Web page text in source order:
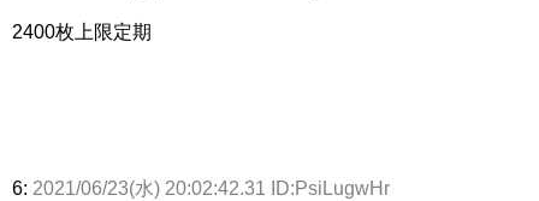
2400枚上限定期
6: 2021/06/23(水) 20:02:42.31 ID:PsiLugwHr